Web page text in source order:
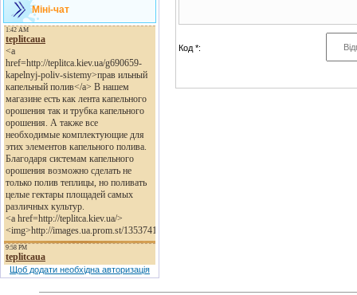
Міні-чат
Щоб додати необхідна авторизація
Код *: